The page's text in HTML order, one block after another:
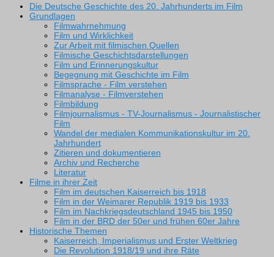
Die Deutsche Geschichte des 20. Jahrhunderts im Film
Grundlagen
Filmwahrnehmung
Film und Wirklichkeit
Zur Arbeit mit filmischen Quellen
Filmische Geschichtsdarstellungen
Film und Erinnerungskultur
Begegnung mit Geschichte im Film
Filmsprache - Film verstehen
Filmanalyse - Filmverstehen
Filmbildung
Filmjournalismus - TV-Journalismus - Journalistischer
Film
Wandel der medialen Kommunikationskultur im 20.
Jahrhundert
Zitieren und dokumentieren
Archiv und Recherche
Literatur
Filme in ihrer Zeit
Film im deutschen Kaiserreich bis 1918
Film in der Weimarer Republik 1919 bis 1933
Film im Nachkriegsdeutschland 1945 bis 1950
Film in der BRD der 50er und frühen 60er Jahre
Historische Themen
Kaiserreich, Imperialismus und Erster Weltkrieg
Die Revolution 1918/19 und ihre Räte